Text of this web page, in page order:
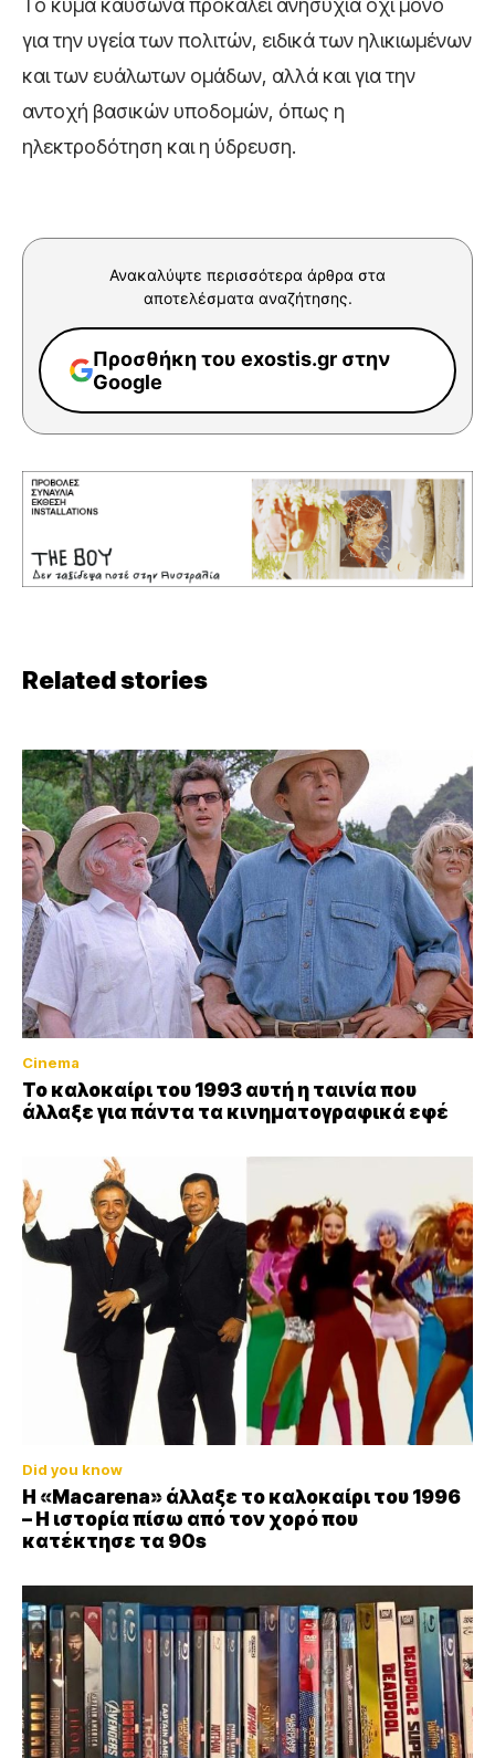
για την υγεία των πολιτών, ειδικά των ηλικιωμένων
και των ευάλωτων ομάδων, αλλά και για την
αντοχή βασικών υποδομών, όπως η
ηλεκτροδότηση και η ύδρευση.
Ανακαλύψτε περισσότερα άρθρα στα
αποτελέσματα αναζήτησης.
Προσθήκη του exostis.gr στην
Google
Related stories
Cinema
Το καλοκαίρι του 1993 αυτή η ταινία που
άλλαξε για πάντα τα κινηματογραφικά εφέ
Did you know
Η «Macarena» άλλαξε το καλοκαίρι του 1996
– Η ιστορία πίσω από τον χορό που
κατέκτησε τα 90s